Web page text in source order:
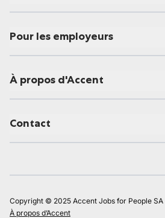
Pour les employeurs
À propos d'Accent
Contact
Copyright © 2025 Accent Jobs for People SA
À propos d’Accent